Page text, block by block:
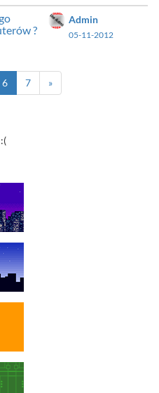
?
Admin
05-11-2012
6 7 »